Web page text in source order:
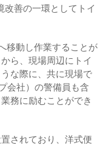
改善の一環としてトイ
移動し作業することが
ら、現場周辺にトイ
な際に、共に現場で
会社）の警備員も含
務に励むことができ
されており、洋式便